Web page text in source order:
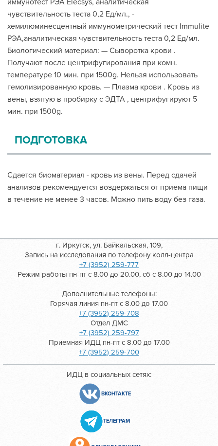
иммунотест РЭА Elecsys, аналитическая
чувствительность теста 0,2 Ед/мл., -
хемилюминесцентный иммунометрический тест Immulite
РЭА,аналитическая чувствительность теста 0,2 Ед/мл.
Биологический материал: — Сыворотка крови .
Получают после центрифугирования при комн.
температуре 10 мин. при 1500g. Нельзя использовать
гемолизированную кровь. — Плазма крови . Кровь из
вены, взятую в пробирку с ЭДТА , центрифугируют 5
мин. при 1500g.
ПОДГОТОВКА
Сдается биоматериал - кровь из вены. Перед сдачей
анализов рекомендуется воздержаться от приема пищи
в течение не менее 3 часов. Можно пить воду без газа.
г. Иркутск, ул. Байкальская, 109,
Запись на исследования по телефону колл-центра
+7 (3952) 259-777
Режим работы пн-пт с 8.00 до 20.00, сб с 8.00 до 14.00
Дополнительные телефоны:
Горячая линия пн-пт с 8.00 до 17.00
+7 (3952) 259-708
Отдел ДМС
+7 (3952) 259-797
Приемная ИДЦ пн-пт с 8.00 до 17.00
+7 (3952) 259-700
ИДЦ в социальных сетях:
ВКОНТАКТЕ
ТЕЛЕГРАМ